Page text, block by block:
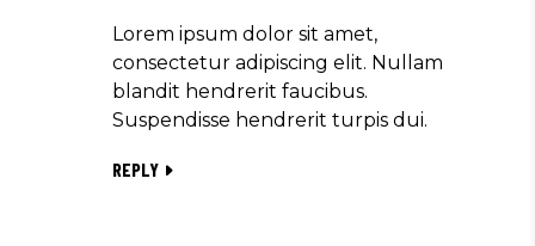
Lorem ipsum dolor sit amet,
consectetur adipiscing elit. Nullam
blandit hendrerit faucibus.
Suspendisse hendrerit turpis dui.
REPLY